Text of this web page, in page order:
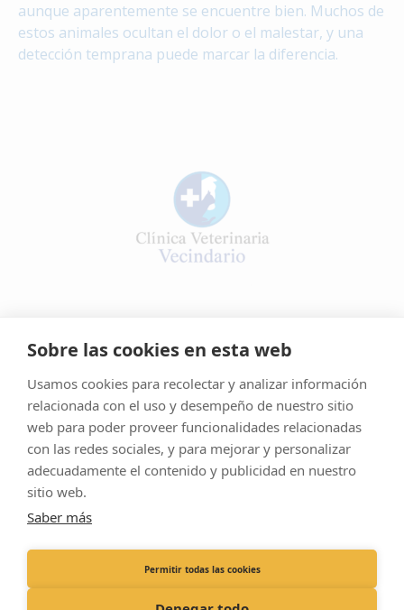
Sobre las cookies en esta web
Usamos cookies para recolectar y analizar información
relacionada con el uso y desempeño de nuestro sitio
web para poder proveer funcionalidades relacionadas
con las redes sociales, y para mejorar y personalizar
adecuadamente el contenido y publicidad en nuestro
sitio web.
Saber más
Permitir todas las cookies
aunque aparentemente se encuentre bien. Muchos de
estos animales ocultan el dolor o el malestar, y una
detección temprana puede marcar la diferencia.
Aviso Legal
Política De Cookies
Política De Privacidad
© Clínica Veterinaria Vecindario
C. Primero de Mayo, 11, 35110 Las Palmas